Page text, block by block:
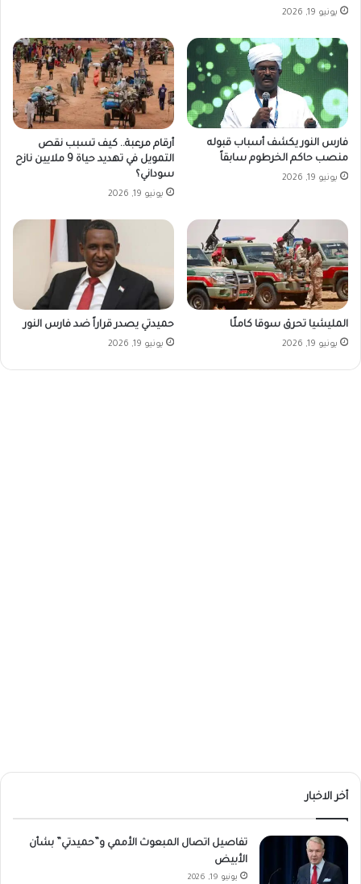
يونيو 19, 2026
فارس النور يكشف أسباب قبوله
منصب حاكم الخرطوم سابقاً
يونيو 19, 2026
أرقام مرعبة.. كيف تسبب نقص
التمويل في تهديد حياة 9 ملايين نازح
سوداني؟
يونيو 19, 2026
المليشيا تحرق سوقا كاملًا
يونيو 19, 2026
حميدتي يصدر قراراً ضد فارس النور
يونيو 19, 2026
أخر الاخبار
تفاصيل اتصال المبعوث الأممي و”حميدتي” بشأن
الأبيض
يونيو 19, 2026